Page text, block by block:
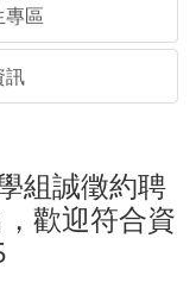
專區
訊
組誠徵約聘
歡迎符合資